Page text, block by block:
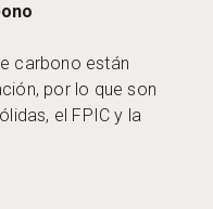
carbono están
por lo que son
el FPIC y la